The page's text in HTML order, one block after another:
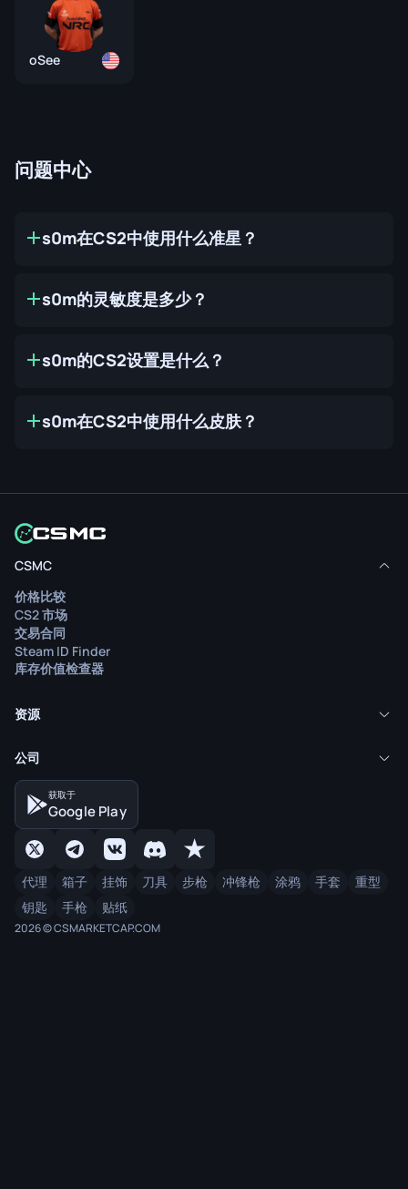
oSee
问题中心
s0m在CS2中使用什么准星？
s0m的灵敏度是多少？
s0m的CS2设置是什么？
s0m在CS2中使用什么皮肤？
CSMC
价格比较
CS2 市场
交易合同
Steam ID Finder
库存价值检查器
资源
公司
获取于
Google Play
代理 箱子 挂饰 刀具 步枪 冲锋枪 涂鸦 手套
重型
钥匙
手枪 贴纸
2026 © CSMARKETCAP.COM